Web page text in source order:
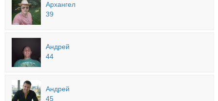
Архангел
39
Андрей
44
Андрей
45